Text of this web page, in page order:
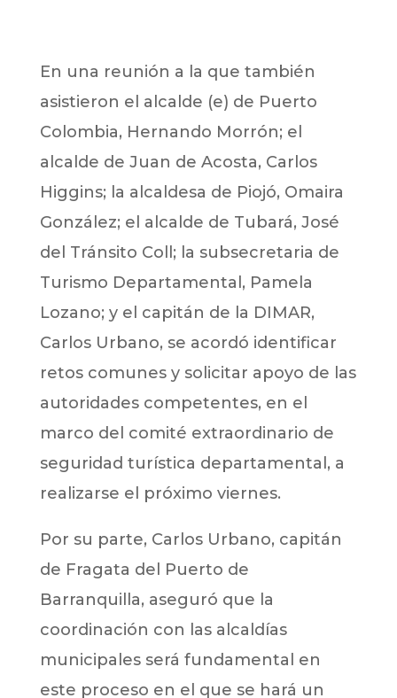
En una reunión a la que también
asistieron el alcalde (e) de Puerto
Colombia, Hernando Morrón; el
alcalde de Juan de Acosta, Carlos
Higgins; la alcaldesa de Piojó, Omaira
González; el alcalde de Tubará, José
del Tránsito Coll; la subsecretaria de
Turismo Departamental, Pamela
Lozano; y el capitán de la DIMAR,
Carlos Urbano, se acordó identificar
retos comunes y solicitar apoyo de las
autoridades competentes, en el
marco del comité extraordinario de
seguridad turística departamental, a
realizarse el próximo viernes.
Por su parte, Carlos Urbano, capitán
de Fragata del Puerto de
Barranquilla, aseguró que la
coordinación con las alcaldías
municipales será fundamental en
este proceso en el que se hará un